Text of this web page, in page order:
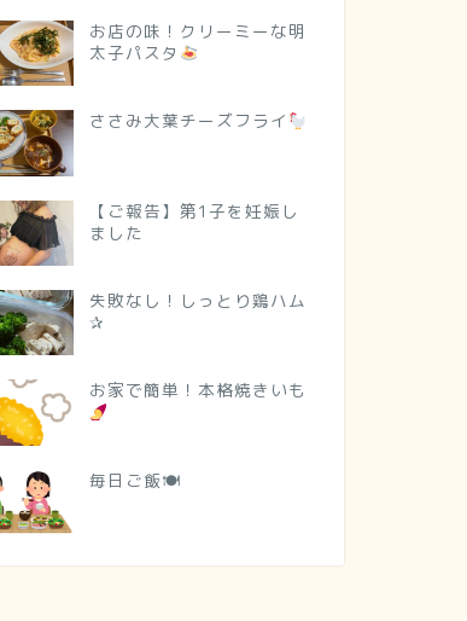
お店の味！クリーミーな明
太子パスタ
ささみ大葉チーズフライ
【ご報告】第1子を妊娠し
ました
失敗なし！しっとり鶏ハム
✰
お家で簡単！本格焼きいも
毎日ご飯🍽